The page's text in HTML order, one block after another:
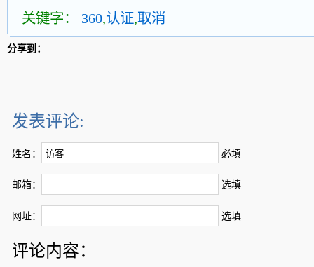
关键字： 360,认证,取消
分享到：
发表评论:
姓名： 必填
邮箱： 选填
网址： 选填
评论内容：